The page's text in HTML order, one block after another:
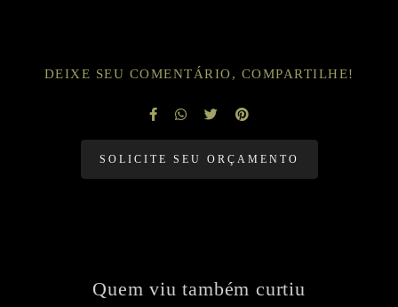
DEIXE SEU COMENTÁRIO, COMPARTILHE!
SOLICITE SEU ORÇAMENTO
Quem viu também curtiu